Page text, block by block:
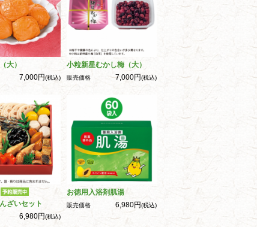
大）
7,000円(税込)
小粒新星むかし梅（大）
販売価格 7,000円(税込)
ざいセット
6,980円(税込)
お徳用入浴剤肌湯
販売価格 6,980円(税込)